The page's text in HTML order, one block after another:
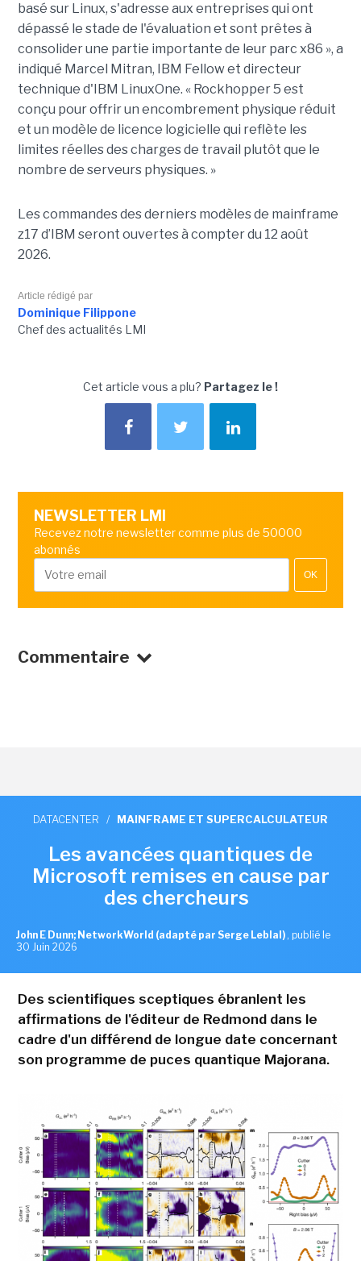
basé sur Linux, s'adresse aux entreprises qui ont
dépassé le stade de l'évaluation et sont prêtes à
consolider une partie importante de leur parc x86 », a
indiqué Marcel Mitran, IBM Fellow et directeur
technique d'IBM LinuxOne. « Rockhopper 5 est
conçu pour offrir un encombrement physique réduit
et un modèle de licence logicielle qui reflète les
limites réelles des charges de travail plutôt que le
nombre de serveurs physiques. »
Les commandes des derniers modèles de mainframe
z17 d’IBM seront ouvertes à compter du 12 août
2026.
Article rédigé par
Dominique Filippone
Chef des actualités LMI
Cet article vous a plu? Partagez le !
NEWSLETTER LMI
Recevez notre newsletter comme plus de 50000
abonnés
OK
Commentaire
DATACENTER / MAINFRAME ET SUPERCALCULATEUR
Les avancées quantiques de
Microsoft remises en cause par
des chercheurs
John E Dunn; NetworkWorld (adapté par Serge Leblal) , publié le
30 Juin 2026
Des scientifiques sceptiques ébranlent les
affirmations de l'éditeur de Redmond dans le
cadre d'un différend de longue date concernant
son programme de puces quantique Majorana.